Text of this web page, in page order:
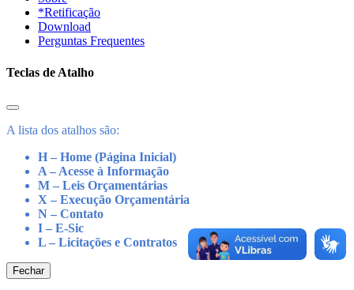
*Retificação
Download
Perguntas Frequentes
Teclas de Atalho
A lista dos atalhos são:
H – Home (Página Inicial)
A – Acesse à Informação
M – Leis Orçamentárias
X – Execução Orçamentária
N – Contato
I – E-Sic
L – Licitações e Contratos
Fechar